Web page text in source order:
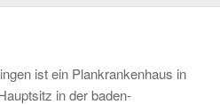
ist ein Plankrankenhaus in
in der baden-